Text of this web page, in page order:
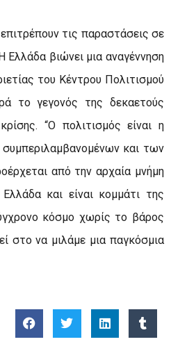
τις παραστάσεις σε
Ελλάδα βιώνει μια αναγέννηση
του Κέντρου Πολιτισμού
το γεγονός της δεκαετούς
“Ο πολιτισμός είναι η
και των
από την αρχαία μνήμη
και είναι κομμάτι της
κόσμο χωρίς το βάρος
στο να μιλάμε μια παγκόσμια